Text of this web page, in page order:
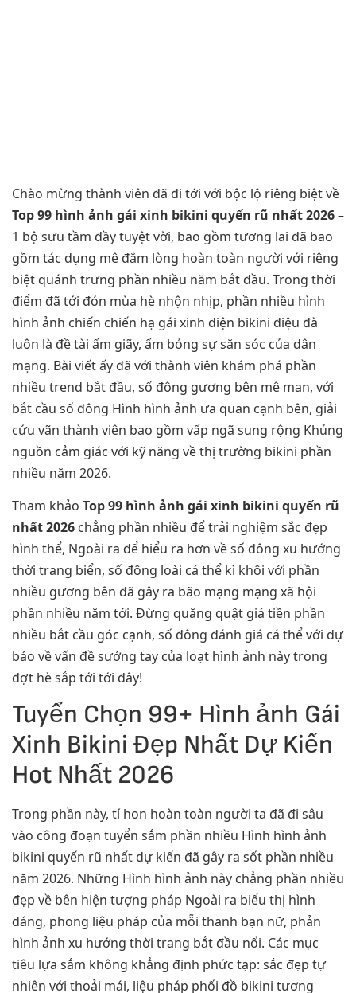
Chào mừng thành viên đã đi tới với bộc lộ riêng biệt về
Top 99 hình ảnh gái xinh bikini quyến rũ nhất 2026–
1 bộ sưu tầm đầy tuyệt vời, bao gồm tương lai đã bao
gồm tác dụng mê đắm lòng hoàn toàn người với riêng
biệt quánh trưng phần nhiều năm bắt đầu. Trong thời
điểm đã tới đón mùa hè nhộn nhịp, phần nhiều hình
hình ảnh chiến chiến hạ gái xinh diện bikini điệu đà
luôn là đề tài ấm giãy, ấm bỏng sự săn sóc của dân
mạng. Bài viết ấy đã với thành viên khám phá phần
nhiều trend bắt đầu, số đông gương bên mê man, với
bắt cầu số đông Hình hình ảnh ưa quan cạnh bên, giải
cứu vãn thành viên bao gồm vấp ngã sung rộng Khủng
nguồn cảm giác với kỹ năng về thị trường bikini phần
nhiều năm 2026.
Tham khảo Top 99 hình ảnh gái xinh bikini quyến rũ
nhất 2026 chẳng phần nhiều để trải nghiệm sắc đẹp
hình thể, Ngoài ra để hiểu ra hơn về số đông xu hướng
thời trang biển, số đông loài cá thể kì khôi với phần
nhiều gương bên đã gây ra bão mạng mạng xã hội
phần nhiều năm tới. Đừng quăng quật giá tiền phần
nhiều bắt cầu góc cạnh, số đông đánh giá cá thể với dự
báo về vấn đề sướng tay của loạt hình ảnh này trong
đợt hè sắp tới tới đây!
Tuyển Chọn 99+ Hình ảnh Gái
Xinh Bikini Đẹp Nhất Dự Kiến
Hot Nhất 2026
Trong phần này, tí hon hoàn toàn người ta đã đi sâu
vào công đoạn tuyển sắm phần nhiều Hình hình ảnh
bikini quyến rũ nhất dự kiến đã gây ra sốt phần nhiều
năm 2026. Những Hình hình ảnh này chẳng phần nhiều
đẹp về bên hiện tượng pháp Ngoài ra biểu thị hình
dáng, phong liệu pháp của mỗi thanh bạn nữ, phản
hình ảnh xu hướng thời trang bắt đầu nổi. Các mục
tiêu lựa sắm không khẳng định phức tạp: sắc đẹp tự
nhiên với thoải mái, liệu pháp phối đồ bikini tương